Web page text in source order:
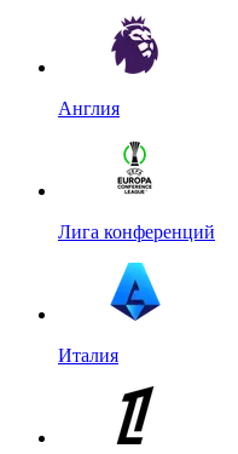
Англия
Лига конференций
Италия